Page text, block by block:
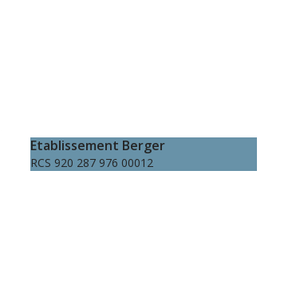
Etablissement Berger
RCS 920 287 976 00012